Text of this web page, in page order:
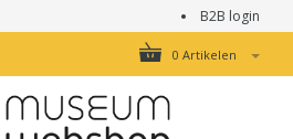
B2B login
0 Artikelen